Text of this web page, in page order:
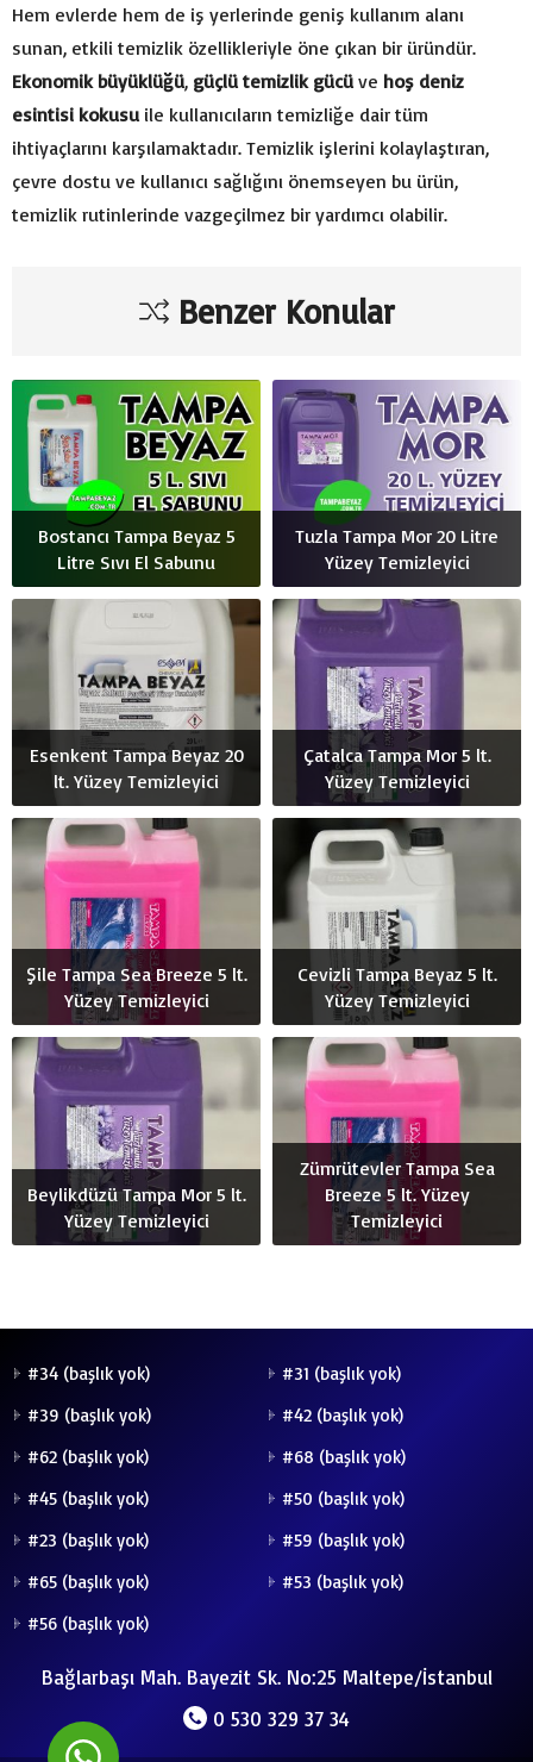
Hem evlerde hem de iş yerlerinde geniş kullanım alanı
sunan, etkili temizlik özellikleriyle öne çıkan bir üründür.
Ekonomik büyüklüğü, güçlü temizlik gücü ve hoş deniz
esintisi kokusu ile kullanıcıların temizliğe dair tüm
ihtiyaçlarını karşılamaktadır. Temizlik işlerini kolaylaştıran,
çevre dostu ve kullanıcı sağlığını önemseyen bu ürün,
temizlik rutinlerinde vazgeçilmez bir yardımcı olabilir.
Benzer Konular
Bostancı Tampa Beyaz 5
Litre Sıvı El Sabunu
Tuzla Tampa Mor 20 Litre
Yüzey Temizleyici
Esenkent Tampa Beyaz 20
lt. Yüzey Temizleyici
Çatalca Tampa Mor 5 lt.
Yüzey Temizleyici
Şile Tampa Sea Breeze 5 lt.
Yüzey Temizleyici
Cevizli Tampa Beyaz 5 lt.
Yüzey Temizleyici
Beylikdüzü Tampa Mor 5 lt.
Yüzey Temizleyici
Zümrütevler Tampa Sea
Breeze 5 lt. Yüzey
Temizleyici
#34 (başlık yok)
#31 (başlık yok)
#39 (başlık yok)
#42 (başlık yok)
#62 (başlık yok)
#68 (başlık yok)
#45 (başlık yok)
#50 (başlık yok)
#23 (başlık yok)
#59 (başlık yok)
#65 (başlık yok)
#53 (başlık yok)
#56 (başlık yok)
Bağlarbaşı Mah. Bayezit Sk. No:25 Maltepe/İstanbul
0 530 329 37 34